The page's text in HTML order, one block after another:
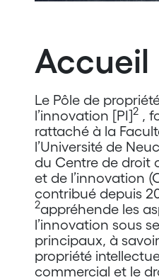
Accueil
Le Pôle de
l’innovation [PI]2,
rattaché à la
l’Université de
du Centre de droit
et de l’innovation
contribué depuis
2appréhende les
l’innovation sous
principaux, à
propriété
commercial et le